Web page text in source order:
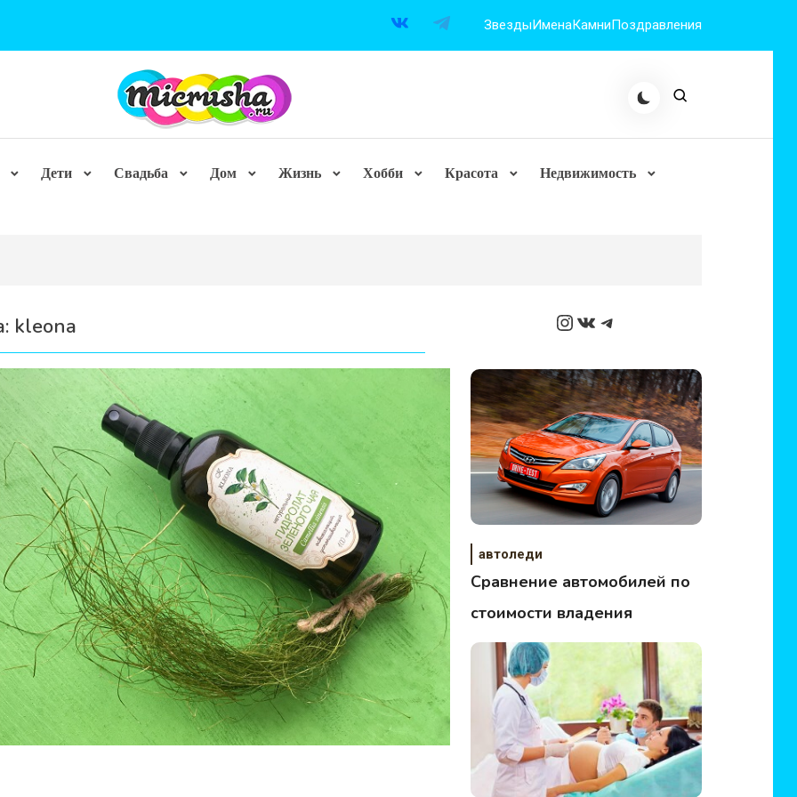
ЗвездыИменаКамниПоздравления
Дети Свадьба Дом Жизнь Хобби Красота Недвижимость
kleona Instagram
ВКонтакте
Telegram
автоледи
Сравнение автомобилей по
стоимости владения